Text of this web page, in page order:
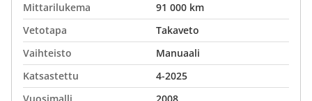
Mittarilukema
91 000 km
Vetotapa
Takaveto
Vaihteisto
Manuaali
Katsastettu
4-2025